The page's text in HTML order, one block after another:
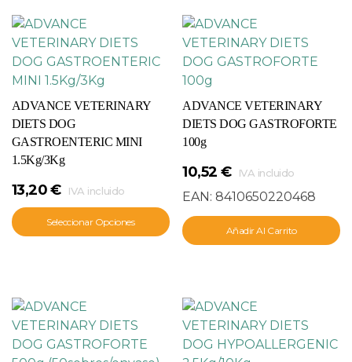
ADVANCE VETERINARY
DIETS DOG
GASTROENTERIC MINI
1.5Kg/3Kg
13,20€ IVA incluido
Seleccionar Opciones
ADVANCE VETERINARY
DIETS DOG GASTROFORTE
100g
10,52 € IVA incluido
EAN:8410650220468
Añadir Al Carrito